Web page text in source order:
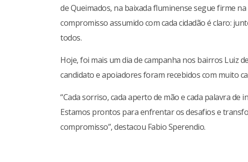
de Queimados, na baixada fluminense segue firme
compromisso assumido com cada cidadão é claro:
todos.
Hoje, foi mais um dia de campanha nos bairros Luiz
candidato e apoiadores foram recebidos com muito
“Cada sorriso, cada aperto de mão e cada palavra
Estamos prontos para enfrentar os desafios e
compromisso”, destacou Fabio Sperendio.